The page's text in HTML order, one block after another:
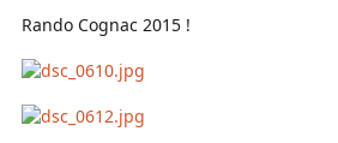
o
Rando Cognac 2015 !